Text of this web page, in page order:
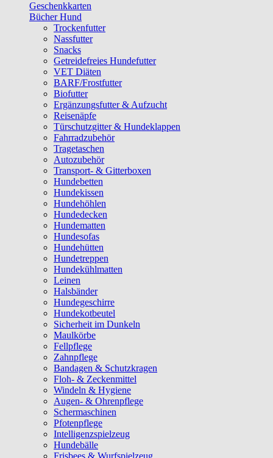
Geschenkkarten
Bücher Hund
Trockenfutter
Nassfutter
Snacks
Getreidefreies Hundefutter
VET Diäten
BARF/Frostfutter
Biofutter
Ergänzungsfutter & Aufzucht
Reisenäpfe
Türschutzgitter & Hundeklappen
Fahrradzubehör
Tragetaschen
Autozubehör
Transport- & Gitterboxen
Hundebetten
Hundekissen
Hundehöhlen
Hundedecken
Hundematten
Hundesofas
Hundehütten
Hundetreppen
Hundekühlmatten
Leinen
Halsbänder
Hundegeschirre
Hundekotbeutel
Sicherheit im Dunkeln
Maulkörbe
Fellpflege
Zahnpflege
Bandagen & Schutzkragen
Floh- & Zeckenmittel
Windeln & Hygiene
Augen- & Ohrenpflege
Schermaschinen
Pfotenpflege
Intelligenzspielzeug
Hundebälle
Frisbees & Wurfspielzeug